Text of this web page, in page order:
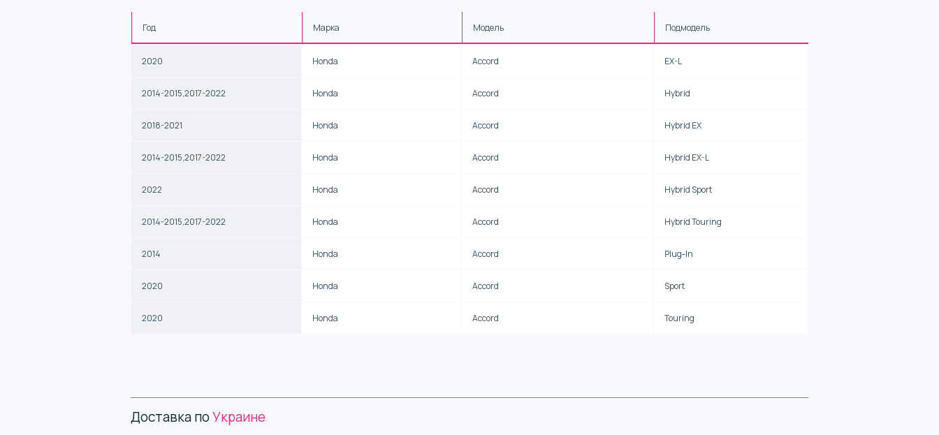
Год Марка Модель Подмодель
2020 Honda Accord EX-L
2014-2015,2017-2022 Honda Accord Hybrid
2018-2021 Honda Accord Hybrid EX
2014-2015,2017-2022 Honda Accord Hybrid EX-L
2022 Honda Accord Hybrid Sport
2014-2015,2017-2022 Honda Accord Hybrid Touring
2014 Honda Accord Plug-In
2020 Honda Accord Sport
2020 Honda Accord Touring
Доставка поУкраине